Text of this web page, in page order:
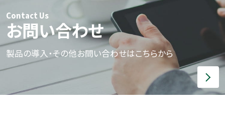
Contact Us
お問い合わせ
製品の導入・その他お問い合わせはこちらから